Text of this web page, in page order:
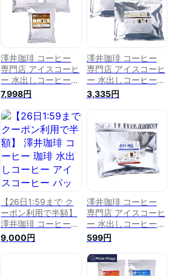
澤井珈琲 コーヒー
専門店 アイスコーヒ
ー 水出しコーヒー
金と銀と銅の 水出し
珈琲パック 1袋10パ
ック入り×3 セット
(ソルブレンド × 1袋
/ ルナブレンド × 1袋
/ テルスブレンド × 1
袋)
7,998円
澤井珈琲 コーヒー
専門店 アイスコーヒ
ー 水出しコーヒー
水出し珈琲パック 1
袋10パック入り×2
3,335円
【26日1:59まで ク
ーポン利用で半額】
澤井珈琲 コーヒー
珈琲 水出しコーヒー
アイスコーヒー パッ
9,000円
澤井珈琲 コーヒー
専門店 アイスコーヒ
ー 水出しコーヒー
水出し珈琲パック 5
袋
599円